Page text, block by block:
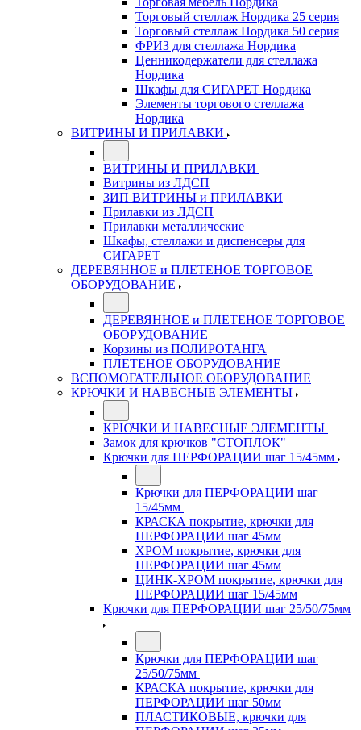
Торговый стеллаж Нордика 25 серия
Торговый стеллаж Нордика 50 серия
ФРИЗ для стеллажа Нордика
Ценникодержатели для стеллажа
Нордика
Шкафы для СИГАРЕТ Нордика
Элементы торгового стеллажа
Нордика
ВИТРИНЫ И ПРИЛАВКИ
ВИТРИНЫ И ПРИЛАВКИ
Витрины из ЛДСП
ЗИП ВИТРИНЫ и ПРИЛАВКИ
Прилавки из ЛДСП
Прилавки металлические
Шкафы, стеллажи и диспенсеры для
СИГАРЕТ
ДЕРЕВЯННОЕ и ПЛЕТЕНОЕ ТОРГОВОЕ
ОБОРУДОВАНИЕ
ДЕРЕВЯННОЕ и ПЛЕТЕНОЕ ТОРГОВОЕ
ОБОРУДОВАНИЕ
Корзины из ПОЛИРОТАНГА
ПЛЕТЕНОЕ ОБОРУДОВАНИЕ
ВСПОМОГАТЕЛЬНОЕ ОБОРУДОВАНИЕ
КРЮЧКИ И НАВЕСНЫЕ ЭЛЕМЕНТЫ
КРЮЧКИ И НАВЕСНЫЕ ЭЛЕМЕНТЫ
Замок для крючков "СТОПЛОК"
Крючки для ПЕРФОРАЦИИ шаг 15/45мм
Крючки для ПЕРФОРАЦИИ шаг
15/45мм
КРАСКА покрытие, крючки для
ПЕРФОРАЦИИ шаг 45мм
ХРОМ покрытие, крючки для
ПЕРФОРАЦИИ шаг 45мм
ЦИНК-ХРОМ покрытие, крючки для
ПЕРФОРАЦИИ шаг 15/45мм
Крючки для ПЕРФОРАЦИИ шаг 25/50/75мм
Крючки для ПЕРФОРАЦИИ шаг
25/50/75мм
КРАСКА покрытие, крючки для
ПЕРФОРАЦИИ шаг 50мм
ПЛАСТИКОВЫЕ, крючки для